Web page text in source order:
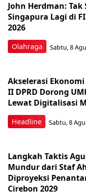
Olahraga
John Herdman:
Singapura Lagi di
2026
Sabtu, 8
Headline
Akselerasi
II DPRD Dorong
Lewat Digitalisasi
Sabtu, 8
Langkah Taktis
Mundur dari Staf
Diproyeksi
Cirebon 2029